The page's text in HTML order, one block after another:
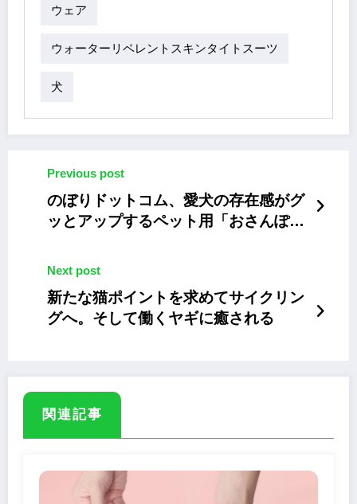
ウェア
ウォーターリペレントスキンタイトスーツ
犬
Previous post
のぼりドットコム、愛犬の存在感がグ
ッとアップするペット用「おさんぽミ
Next post
新たな猫ポイントを求めてサイクリン
グへ。そして働くヤギに癒される
関連記事